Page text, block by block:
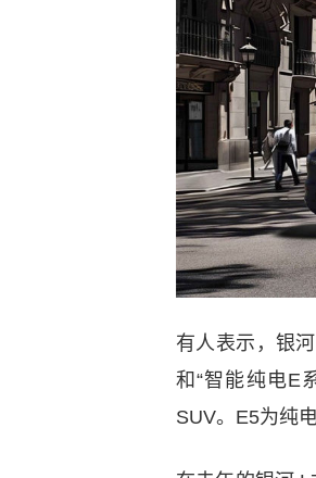
有人表示，银
和“智能纯电E
SUV。E5为纯电